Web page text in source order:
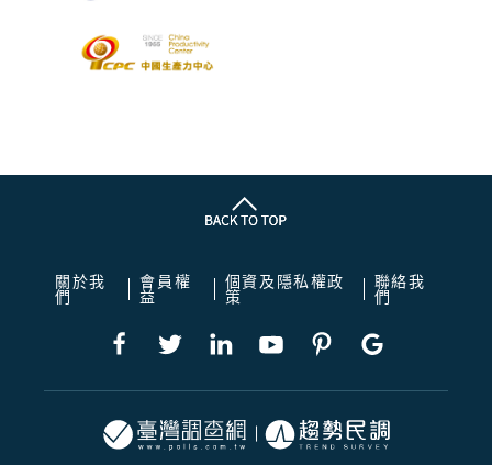
關於我
們
會員權
益
個資及隱私權政
策
聯絡我
們